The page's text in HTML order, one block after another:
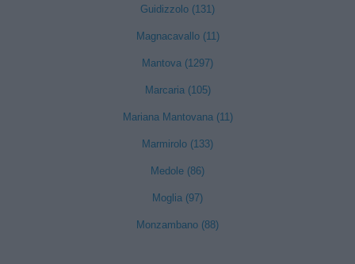
Guidizzolo (131)
Magnacavallo (11)
Mantova (1297)
Marcaria (105)
Mariana Mantovana (11)
Marmirolo (133)
Medole (86)
Moglia (97)
Monzambano (88)